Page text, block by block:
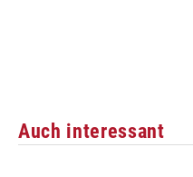
Auch interessant